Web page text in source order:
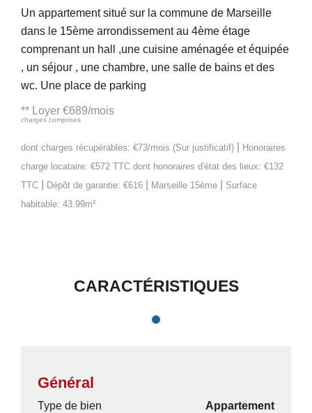
Un appartement situé sur la commune de Marseille
dans le 15ème arrondissement au 4ème étage
comprenant un hall ,une cuisine aménagée et équipée
, un séjour , une chambre, une salle de bains et des
wc. Une place de parking
** Loyer €689/mois
charges comprises
dont charges récupérables: €73/mois (Sur justificatif)
Honoraires
charge locataire: €572 TTC dont honoraires d'état des lieux: €132
TTC
Dépôt de garantie: €616 Marseille 15ème
Surface
habitable: 43.99m²
CARACTÉRISTIQUES
Général
Type de bien
Appartement